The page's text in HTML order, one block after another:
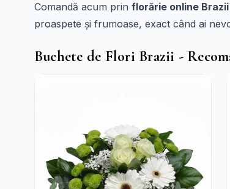
Comandă acum prin florărie online Brazii
proaspete și frumoase, exact când ai
Buchete de Flori Brazii -